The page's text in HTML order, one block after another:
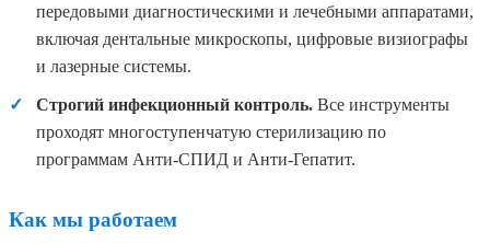
передовыми диагностическими и лечебными аппаратами,
включая дентальные микроскопы, цифровые визиографы
и лазерные системы.
Строгий инфекционный контроль. Все инструменты
проходят многоступенчатую стерилизацию по
программам Анти-СПИД и Анти-Гепатит.
Как мы работаем